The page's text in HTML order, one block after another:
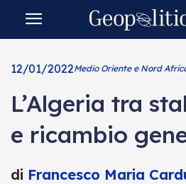
12/01/2022Medio Oriente e Nord
L’Algeria tra
e ricambio
di Francesco Maria